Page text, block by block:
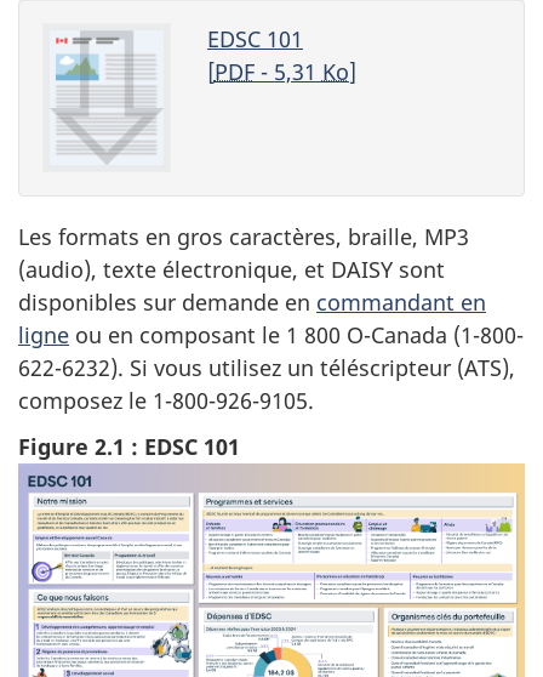
EDSC 101
[PDF- 5,31 Ko]
Les formats en gros caractères, braille, MP3
(audio), texte électronique, et DAISY sont
disponibles sur demande en commandant en
ligne ou en composant le 1 800 O-Canada (1-800-
622-6232). Si vous utilisez un téléscripteur (ATS),
composez le 1-800-926-9105.
Figure 2.1 : EDSC 101